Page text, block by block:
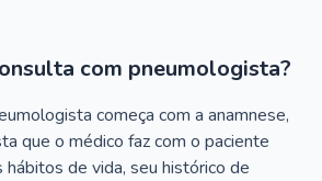
com pneumologista?
começa com a anamnese,
que o médico faz com o paciente
hábitos de vida, seu histórico de